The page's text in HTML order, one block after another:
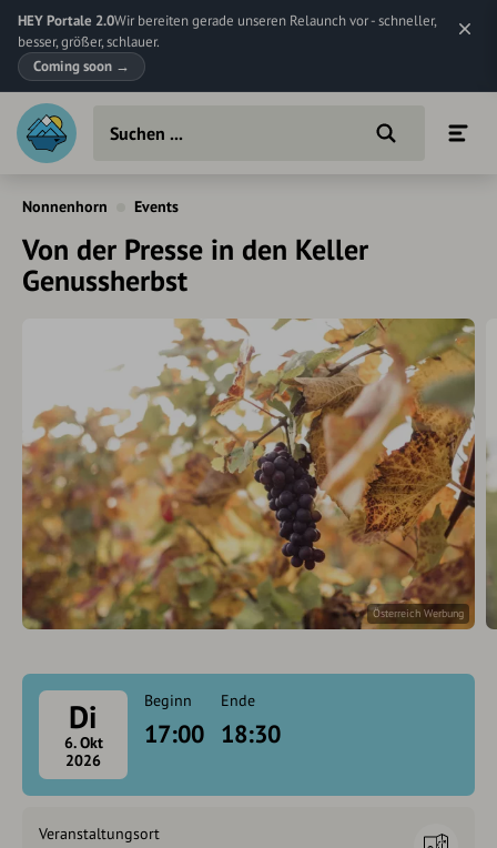
HEY Portale 2.0Wir bereiten gerade unseren Relaunch vor - schneller,
besser, größer, schlauer.
Coming soon →
Nonnenhorn Events
Von der Presse in den Keller
Genussherbst
Österreich Werbung
Di
6. Okt
2026
Beginn
17:00
Ende
18:30
Veranstaltungsort